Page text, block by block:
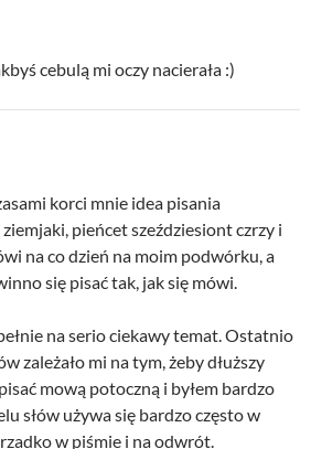
cebulą mi oczy nacierała :)
korci mnie idea pisania
pieńcet szeździesiont czrzy i
na co dzień na moim podwórku, a
się pisać tak, jak się mówi.
na serio ciekawy temat. Ostatnio
zależało mi na tym, żeby dłuższy
mową potoczną i byłem bardzo
słów używa się bardzo często w
w piśmie i na odwrót.